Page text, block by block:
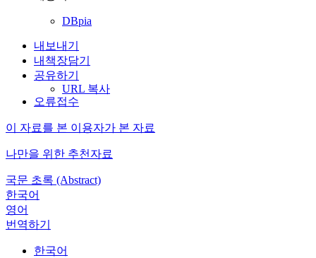
DBpia
내보내기
내책장담기
공유하기
URL 복사
오류접수
이 자료를 본 이용자가 본 자료
나만을 위한 추천자료
국문 초록 (Abstract)
한국어
영어
번역하기
한국어